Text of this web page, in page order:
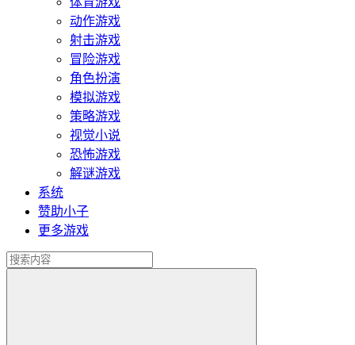
动作游戏
射击游戏
冒险游戏
角色扮演
模拟游戏
策略游戏
视觉小说
恐怖游戏
解谜游戏
系统
赞助小子
更多游戏